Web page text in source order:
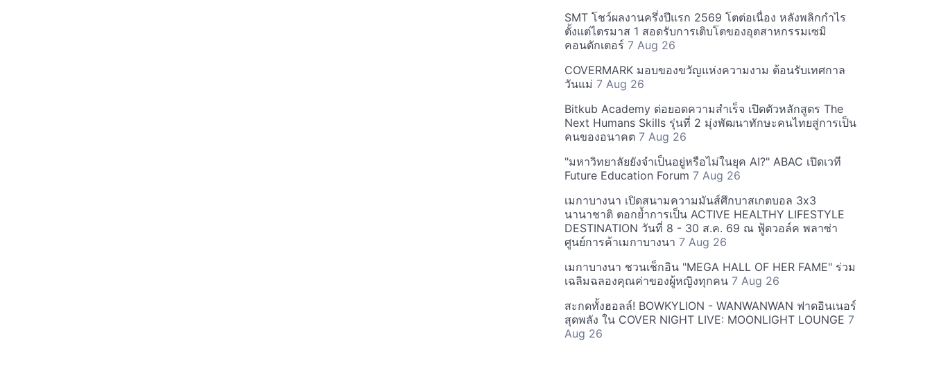
SMT โชว์ผลงานครึ่งปีแรก 2569 โตต่อเนื่อง หลังพลิกกำไร
ตั้งแต่ไตรมาส 1 สอดรับการเติบโตของอุตสาหกรรมเซมิ
คอนดักเตอร์ 7 Aug 26
COVERMARK มอบของขวัญแห่งความงาม ต้อนรับเทศกาล
วันแม่ 7 Aug 26
Bitkub Academy ต่อยอดความสำเร็จ เปิดตัวหลักสูตร The
Next Humans Skills รุ่นที่ 2 มุ่งพัฒนาทักษะคนไทยสู่การเป็น
คนของอนาคต 7 Aug 26
"มหาวิทยาลัยยังจำเป็นอยู่หรือไม่ในยุค AI?" ABAC เปิดเวที
Future Education Forum 7 Aug 26
เมกาบางนา เปิดสนามความมันส์ศึกบาสเกตบอล 3x3
นานาชาติ ตอกย้ำการเป็น ACTIVE HEALTHY LIFESTYLE
DESTINATION วันที่ 8 - 30 ส.ค. 69 ณ ฟู้ดวอล์ค พลาซ่า
ศูนย์การค้าเมกาบางนา 7 Aug 26
เมกาบางนา ชวนเช็กอิน "MEGA HALL OF HER FAME" ร่วม
เฉลิมฉลองคุณค่าของผู้หญิงทุกคน 7 Aug 26
สะกดทั้งฮอลล์! BOWKYLION - WANWANWAN ฟาดอินเนอร์
สุดพลัง ใน COVER NIGHT LIVE: MOONLIGHT LOUNGE 7
Aug 26